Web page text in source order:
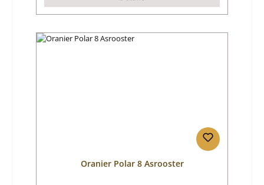
Oranier Polar 8 Asrooster